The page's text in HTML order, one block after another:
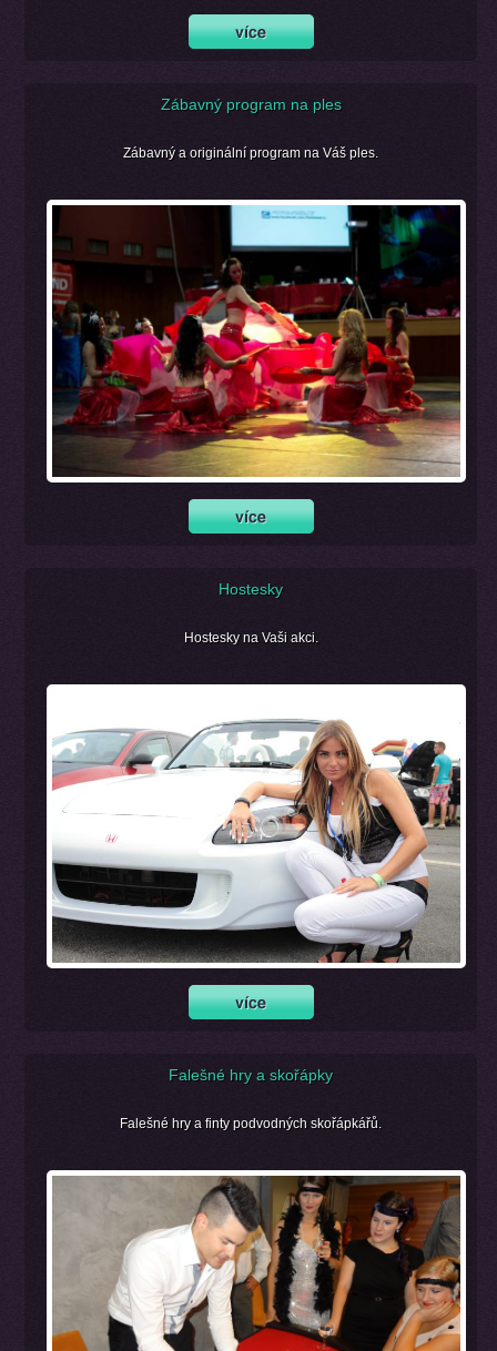
Zábavný program na ples
Zábavný a originální program na Váš ples.
Hostesky
Hostesky na Vaši akci.
Falešné hry a skořápky
Falešné hry a finty podvodných skořápkářů.